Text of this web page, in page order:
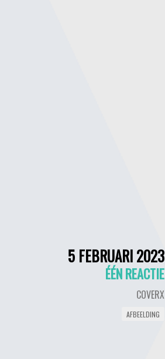
5 FEBRUARI 2023
ÉÉN REACTIE
COVERX
AFBEELDING